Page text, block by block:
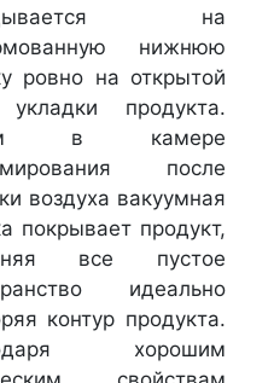
на
нижнюю
ровно на открытой
продукта.
в камере
после
воздуха вакуумная
покрывает продукт,
все пустое
идеально
контур продукта.
хорошим